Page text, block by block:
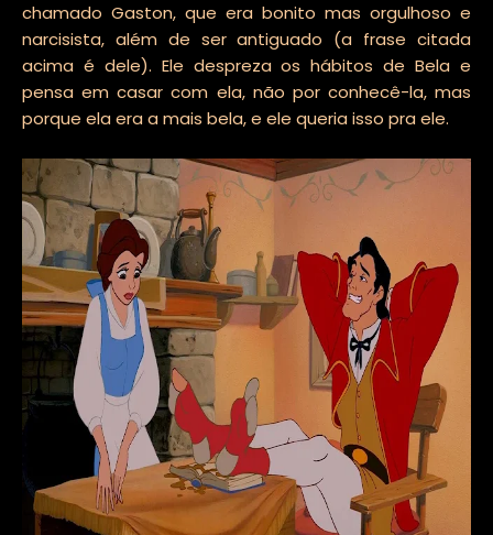
chamado Gaston, que era bonito mas orgulhoso e
narcisista, além de ser antiguado (a frase citada
acima é dele). Ele despreza os hábitos de Bela e
pensa em casar com ela, não por conhecê-la, mas
porque ela era a mais bela, e ele queria isso pra ele.